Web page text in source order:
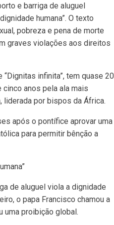
e barriga de aluguel
humana”. O texto
pobreza e pena de morte
graves violações aos direitos
infinita”, tem quase 20
anos pela ala mais
liderada por bispos da África.
após o pontífice aprovar uma
para permitir bênção a
de aluguel viola a dignidade
o papa Francisco chamou a
uma proibição global.